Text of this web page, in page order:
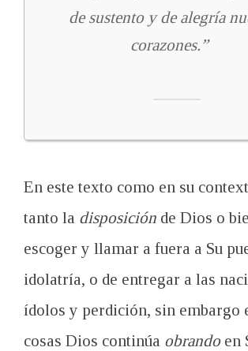
de sustento y de alegría
corazones.”
En este texto como en su
tanto la disposición de Dios o
escoger y llamar a fuera a Su
idolatría, o de entregar a las
ídolos y perdición, sin embargo
cosas Dios continúa obrandoen